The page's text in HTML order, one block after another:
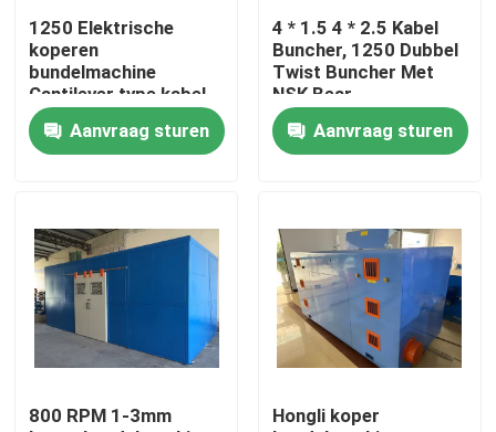
Fabriekstocht
Kwaliteitscontrole
Vraag een offerte
Cable Extruder Machine
Draadtrekkers
1250 Elektrische
koperen
bundelmachine
Cantilever type kabel
Single Twist Bunching
MachineAanvraag sturen
4 * 1.5 4 * 2.5 Kabel
Buncher, 1250 Dubbel
Twist Buncher Met
NSK Bear
Aanvraag sturen
800 RPM 1-3mm
Hongli koper